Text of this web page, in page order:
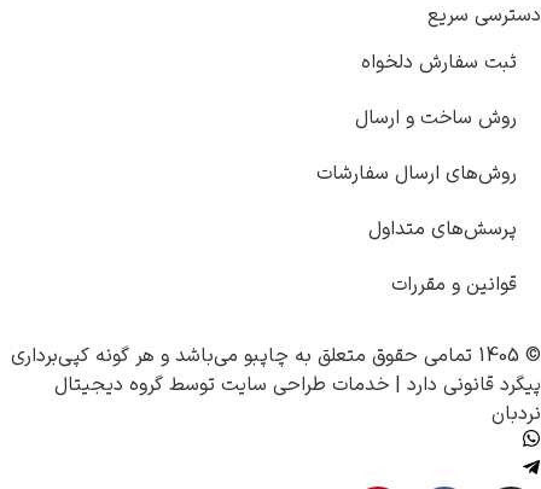
دسترسی سریع
ثبت سفارش دلخواه
روش ساخت و ارسال
روش‌های ارسال سفارشات
پرسش‌های متداول
قوانین و مقررات
© 1405 تمامی حقوق متعلق به چاپبو می‌باشد و هر گونه کپی‌برداری
پیگرد قانونی دارد | خدمات طراحی سایت توسط گروه دیجیتال
نردبان